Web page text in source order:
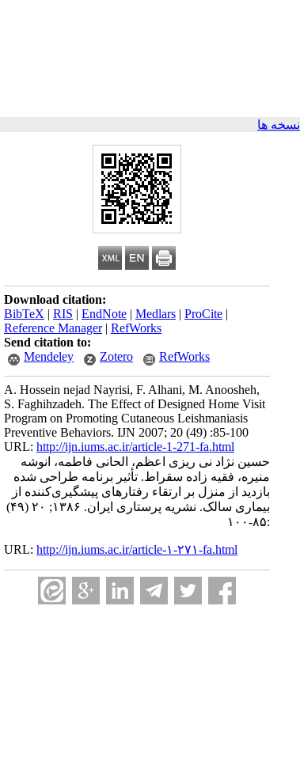
ها
Download citation:
BibTeX | RIS | EndNote | Medlars | ProCite |
Reference Manager| RefWorks
Send citation to:
Mendeley
Zotero RefWorks
A. Hossein nejad Nayrisi, F. Alhani, M. Anoosheh,
S. Faghihzadeh. The Effect of Designed Home Visit
Program on Promoting Cutaneous Leishmaniasis
Preventive Behaviors. IJN 2007; 20 (49) :85-100
URL: http://ijn.iums.ac.ir/article-1-271-fa.html
حسین نژاد نی ریزی اعظم، الحانی فاطمه، انوشه
منیره، فقیه زاده سقراط. تأثیر برنامه طراحی شده
بازدید از منزل بر ارتقاء رفتارهای پیشگیری‌کننده از
بیماری سالک. نشریه پرستاری ایران. ۱۳۸۶; ۲۰ (۴۹)
:۸۵-۱۰۰
URL: http://ijn.iums.ac.ir/article-۱-۲۷۱-fa.html